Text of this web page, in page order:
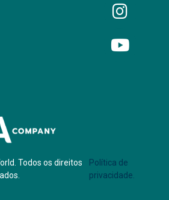
Todos os direitos
Política de
privacidade.